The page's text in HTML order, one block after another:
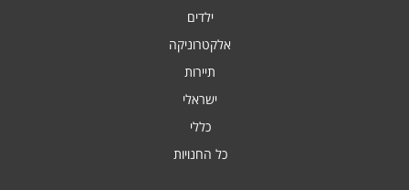
ילדים
אלקטרוניקה
תיירות
ישראלי
כללי
כל החנויות